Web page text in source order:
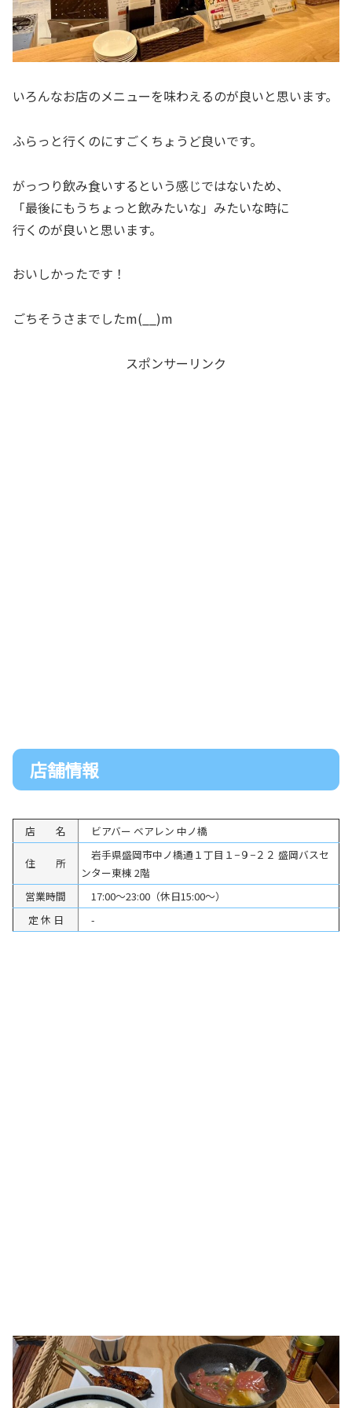
いろんなお店のメニューを味わえるのが良いと思います。
ふらっと行くのにすごくちょうど良いです。
がっつり飲み食いするという感じではないため、
「最後にもうちょっと飲みたいな」みたいな時に
行くのが良いと思います。
おいしかったです！
ごちそうさまでしたm(__)m
スポンサーリンク
店舗情報
店 名 ビアバー ベアレン 中ノ橋
住 所
岩手県盛岡市中ノ橋通１丁目１−９−２２ 盛岡バスセ
ンター東棟 2階
営業時間
17:00～23:00（休日15:00～）
定 休 日
-